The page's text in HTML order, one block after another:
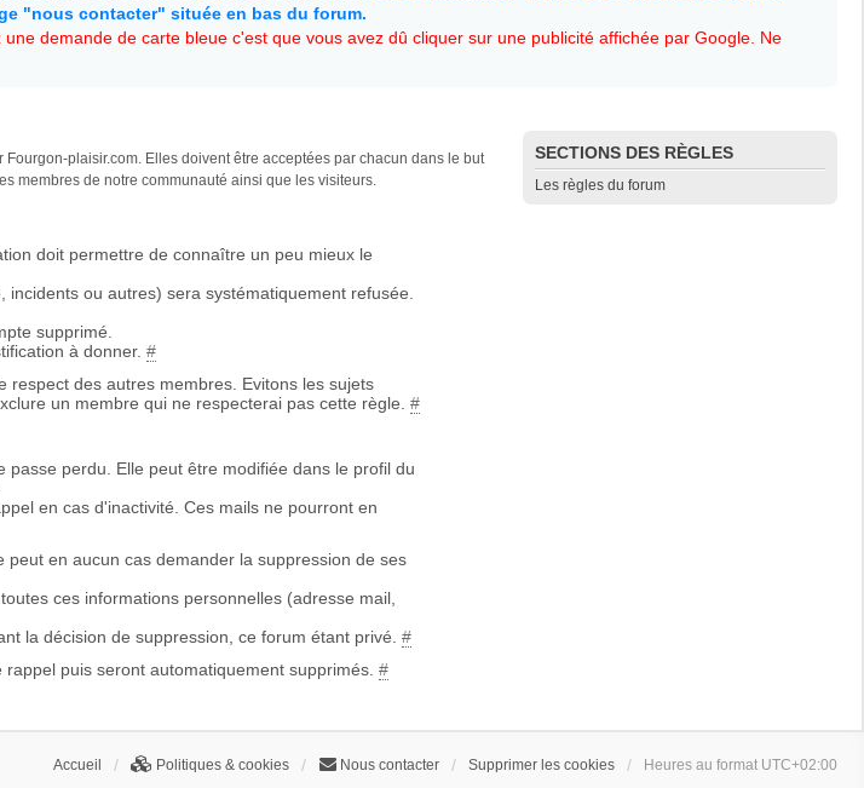
"nous contacter" située en bas du forum.
demande de carte bleue c'est que vous avez dû cliquer sur une publicité affichée par Google. Ne
SECTIONS DES RÈGLES
Les règles du forum
plaisir.com. Elles doivent être acceptées par chacun dans le but
membres de notre communauté ainsi que les visiteurs.
doit permettre de connaître un peu mieux le
ou autres) sera systématiquement refusée.
supprimé.
à donner. #
des autres membres. Evitons les sujets
un membre qui ne respecterai pas cette règle. #
perdu. Elle peut être modifiée dans le profil du
en cas d'inactivité. Ces mails ne pourront en
en aucun cas demander la suppression de ses
ces informations personnelles (adresse mail,
la décision de suppression, ce forum étant privé. #
puis seront automatiquement supprimés. #
Accueil Politiques & cookies Nous contacter Supprimer les cookies Heures au format UTC+02:00